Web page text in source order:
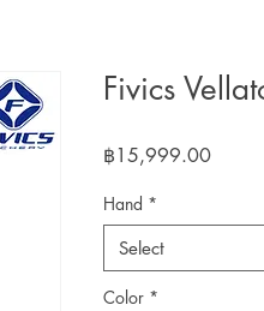
Fivics
฿15,999.00Price
Hand *
Select
Color *